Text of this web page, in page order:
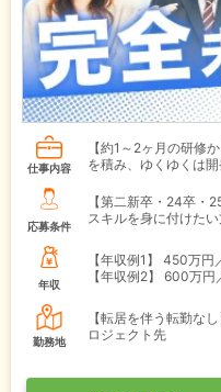
仕事内容
【約1～2ヶ月の研修
を積み、ゆくゆくは
応募条件
【第二新卒・24卒・
スキルを身に付けた
年収
【年収例1】
450万円
【年収例2】
600万円
勤務地
【転居を伴う転勤な
ロジェクト先